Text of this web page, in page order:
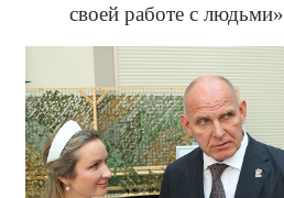
своей работе с